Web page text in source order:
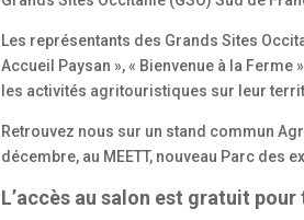
Les représentants des Grands Sites
Accueil Paysan », « Bienvenue à la
les activités agritouristiques sur leur
Retrouvez nous sur un stand commun
décembre, au MEETT, nouveau Parc des
L’accès au salon est gratuit pour